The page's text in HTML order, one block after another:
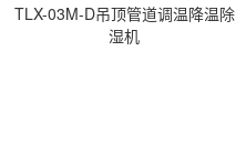
TLX-03M-D吊顶管道调温降温除
湿机